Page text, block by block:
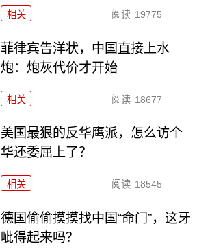
相关 阅读 19775
菲律宾告洋状，中国直接上水
炮：炮灰代价才开始
相关 阅读 18677
美国最狠的反华鹰派，怎么访个
华还委屈上了？
相关 阅读 18545
德国偷偷摸摸找中国“命门”，这牙
呲得起来吗？